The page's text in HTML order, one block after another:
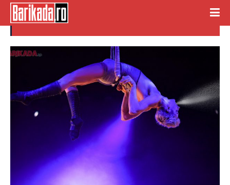
circul metropolitan bucuresti